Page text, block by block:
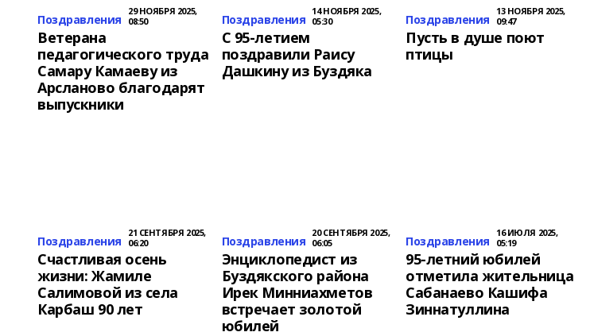
Поздравления
29 НОЯБРЯ 2025,
08:50
Ветерана
педагогического труда
Самару Камаеву из
Арсланово благодарят
выпускники
Поздравления
14 НОЯБРЯ 2025,
05:30
С 95-летием
поздравили Раису
Дашкину из Буздяка
Поздравления
13 НОЯБРЯ 2025,
09:47
Пусть в душе поют
птицы
Поздравления
21 СЕНТЯБРЯ 2025,
06:20
Счастливая осень
жизни: Жамиле
Салимовой из села
Карбаш 90 лет
Поздравления
20 СЕНТЯБРЯ 2025,
06:05
Энциклопедист из
Буздякского района
Ирек Минниахметов
встречает золотой
юбилей
Поздравления
16 ИЮЛЯ 2025,
05:19
95-летний юбилей
отметила жительница
Сабанаево Кашифа
Зиннатуллина